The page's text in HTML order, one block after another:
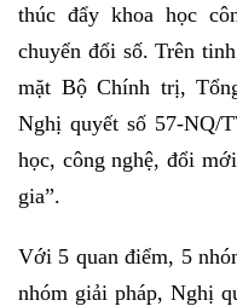
thúc đẩy khoa học
chuyển đổi số. Trên
mặt Bộ Chính trị,
Nghị quyết số 57-NQ/
học, công nghệ, đổi
gia”.
Với 5 quan điểm, 5
nhóm giải pháp, Nghị